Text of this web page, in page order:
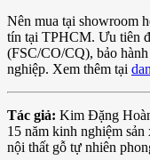
Nên mua tại showroom
tín tại TPHCM. Ưu tiên
(FSC/CO/CQ), bảo
nghiệp. Xem thêm tại
Tác giả: Kim Đặng
15 năm kinh nghiệm sản
nội thất gỗ tự nhiên